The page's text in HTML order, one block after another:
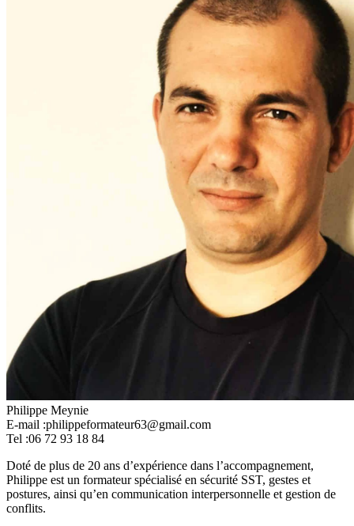
Philippe Meynie
E-mail :philippeformateur63@gmail.com
Tel :06 72 93 18 84
Doté de plus de 20 ans d’expérience dans l’accompagnement,
Philippe est un formateur spécialisé en sécurité SST, gestes et
postures, ainsi qu’en communication interpersonnelle et gestion de
conflits.